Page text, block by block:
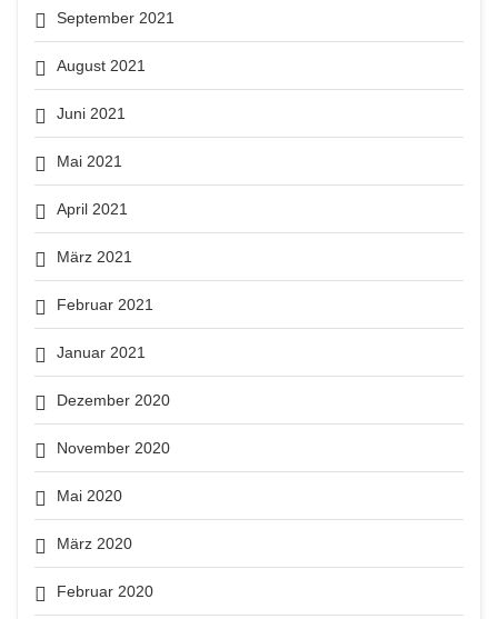
September 2021
August 2021
Juni 2021
Mai 2021
April 2021
März 2021
Februar 2021
Januar 2021
Dezember 2020
November 2020
Mai 2020
März 2020
Februar 2020